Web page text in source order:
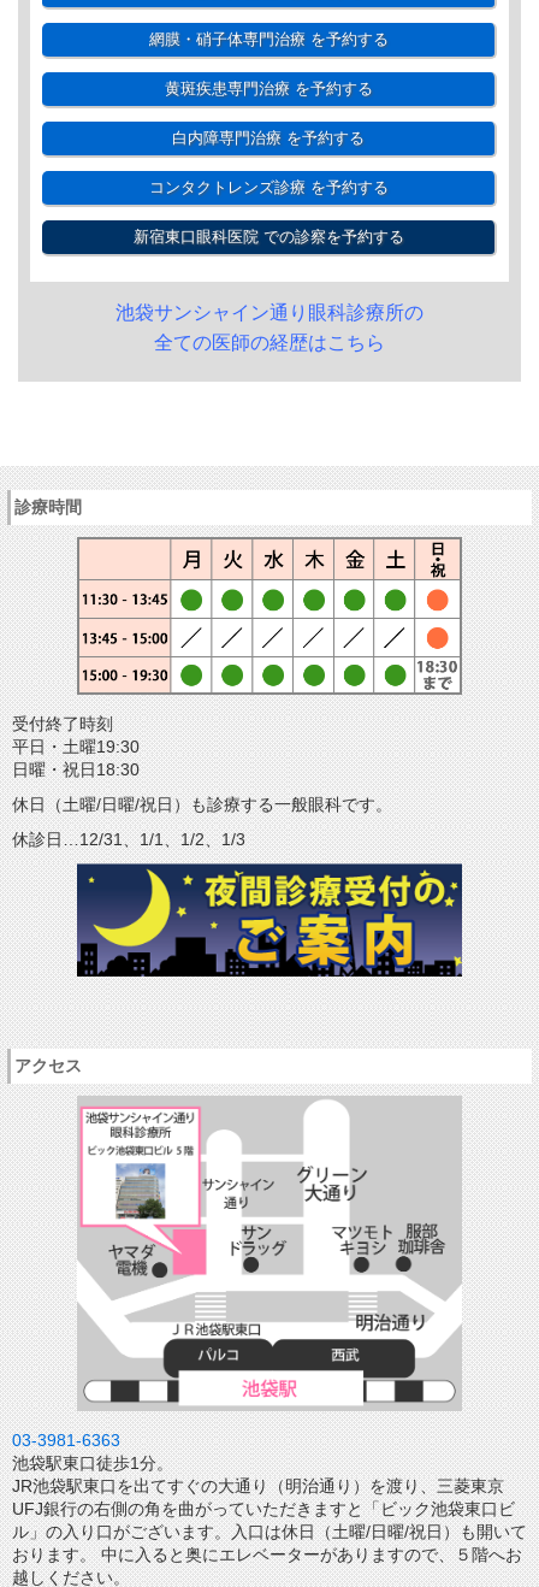
網膜・硝子体専門治療を予約する
黄斑疾患専門治療を予約する
白内障専門治療 を予約する
コンタクトレンズ診療を予約する
新宿東口眼科医院での診察を予約する
池袋サンシャイン通り眼科診療所の
全ての医師の経歴はこちら
診療時間
受付終了時刻
平日・土曜19:30
日曜・祝日18:30
休日（土曜/日曜/祝日）も診療する一般眼科です。
休診日…12/31、1/1、1/2、1/3
アクセス
03-3981-6363
池袋駅東口徒歩1分。
JR池袋駅東口を出てすぐの大通り（明治通り）を渡り、三菱東京
UFJ銀行の右側の角を曲がっていただきますと「ビック池袋東口ビ
ル」の入り口がございます。入口は休日（土曜/日曜/祝日）も開いて
おります。 中に入ると奥にエレベーターがありますので、５階へお
越しください。